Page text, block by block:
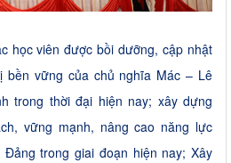
học viên được bồi dưỡng, cập nhật
bền vững của chủ nghĩa Mác – Lê
trong thời đại hiện nay; xây dựng
vững mạnh, nâng cao năng lực
trong giai đoạn hiện nay; Xây